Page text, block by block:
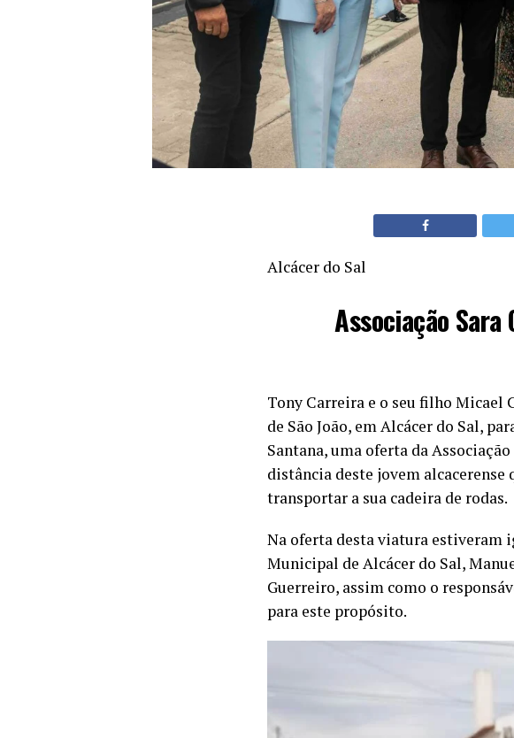
Alcácer do Sal
Associação
Tony Carreira e o seu filho Micael
de São João, em Alcácer do Sal,
Santana, uma oferta da
distância deste jovem
transportar a sua cadeira de rodas.
Na oferta desta viatura estiveram
Municipal de Alcácer do Sal,
Guerreiro, assim como o
para este propósito.